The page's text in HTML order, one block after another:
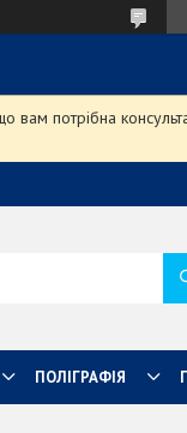
потрібна
ПОЛІГРАФІЯ